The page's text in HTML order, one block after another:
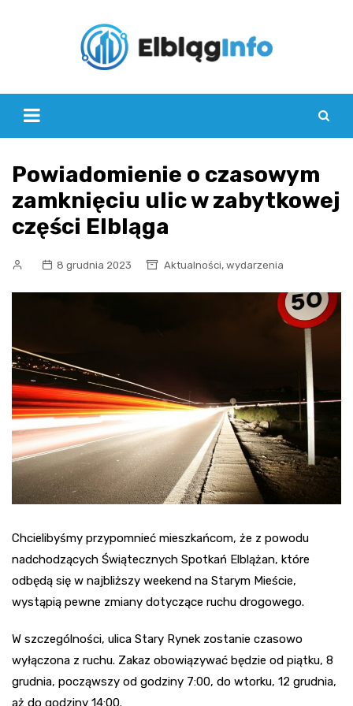
Powiadomienie o czasowym
zamknięciu ulic w zabytkowej
części Elbląga
8 grudnia 2023 Aktualności, wydarzenia
Chcielibyśmy przypomnieć mieszkańcom, że z powodu
nadchodzących Świątecznych Spotkań Elblążan, które
odbędą się w najbliższy weekend na Starym Mieście,
wystąpią pewne zmiany dotyczące ruchu drogowego.
W szczególności, ulica Stary Rynek zostanie czasowo
wyłączona z ruchu. Zakaz obowiązywać będzie od piątku, 8
grudnia, począwszy od godziny 7:00, do wtorku, 12 grudnia,
aż do godziny 14:00.